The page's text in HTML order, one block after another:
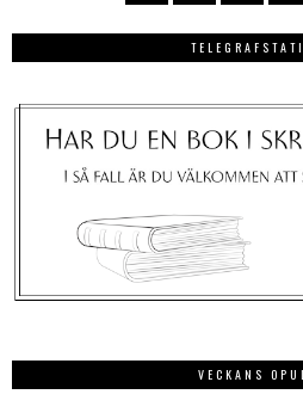
VECKANS